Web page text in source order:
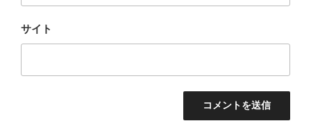
サイト